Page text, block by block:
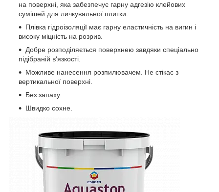
на поверхні, яка забезпечує гарну адгезію клейових
сумішей для личкувальної плитки.
Плівка гідроізоляції має гарну еластичність на вигин і
високу міцність на розрив.
Добре розподіляється поверхнею завдяки спеціально
підібраній в'язкості.
Можливе нанесення розпилювачем. Не стікає з
вертикальної поверхні.
Без запаху.
Швидко сохне.